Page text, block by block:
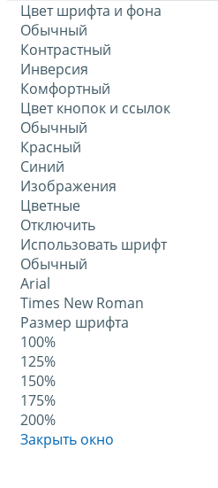
Цвет шрифта и фона
Обычный
Контрастный
Инверсия
Комфортный
Цвет кнопок и ссылок
Обычный
Красный
Синий
Изображения
Цветные
Отключить
Использовать шрифт
Обычный
Arial
Times New Roman
Размер шрифта
100%
125%
150%
175%
200%
Закрыть окно